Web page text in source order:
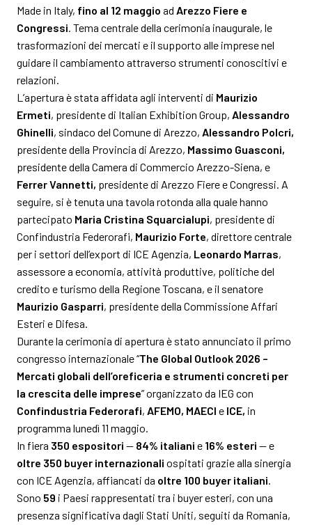
MEDIA ROOM
VISITA
SCOPRI DI PIÙ arrow_circle_right
AREA RISERVATA VISITATORI
person
Made in Italy, fino al 12 maggio ad Arezzo Fiere e
Congressi. Tema centrale della cerimonia inaugurale, le
trasformazioni dei mercati e il supporto alle imprese nel
guidare il cambiamento attraverso strumenti conoscitivi e
relazioni.
L’apertura è stata affidata agli interventi di Maurizio
Ermeti, presidente di Italian Exhibition Group, Alessandro
Ghinelli, sindaco del Comune di Arezzo, Alessandro Polcri,
presidente della Provincia di Arezzo, Massimo Guasconi,
presidente della Camera di Commercio Arezzo-Siena, e
Ferrer Vannetti, presidente di Arezzo Fiere e Congressi. A
seguire, si è tenuta una tavola rotonda alla quale hanno
partecipato Maria Cristina Squarcialupi, presidente di
Confindustria Federorafi, Maurizio Forte, direttore centrale
per i settori dell’export di ICE Agenzia, Leonardo Marras,
assessore a economia, attività produttive, politiche del
credito e turismo della Regione Toscana, e il senatore
Maurizio Gasparri, presidente della Commissione Affari
Esteri e Difesa.
Durante la cerimonia di apertura è stato annunciato il primo
congresso internazionale “The Global Outlook 2026 –
Mercati globali dell’oreficeria e strumenti concreti per
la crescita delle imprese” organizzato da IEG con
Confindustria Federorafi, AFEMO, MAECI e ICE, in
programma lunedì 11 maggio.
In fiera 350 espositori — 84% italiani e 16% esteri — e
oltre 350 buyer internazionali ospitati grazie alla sinergia
con ICE Agenzia, affiancati da oltre 100 buyer italiani.
Sono 59 i Paesi rappresentati tra i buyer esteri, con una
presenza significativa dagli Stati Uniti, seguiti da Romania,